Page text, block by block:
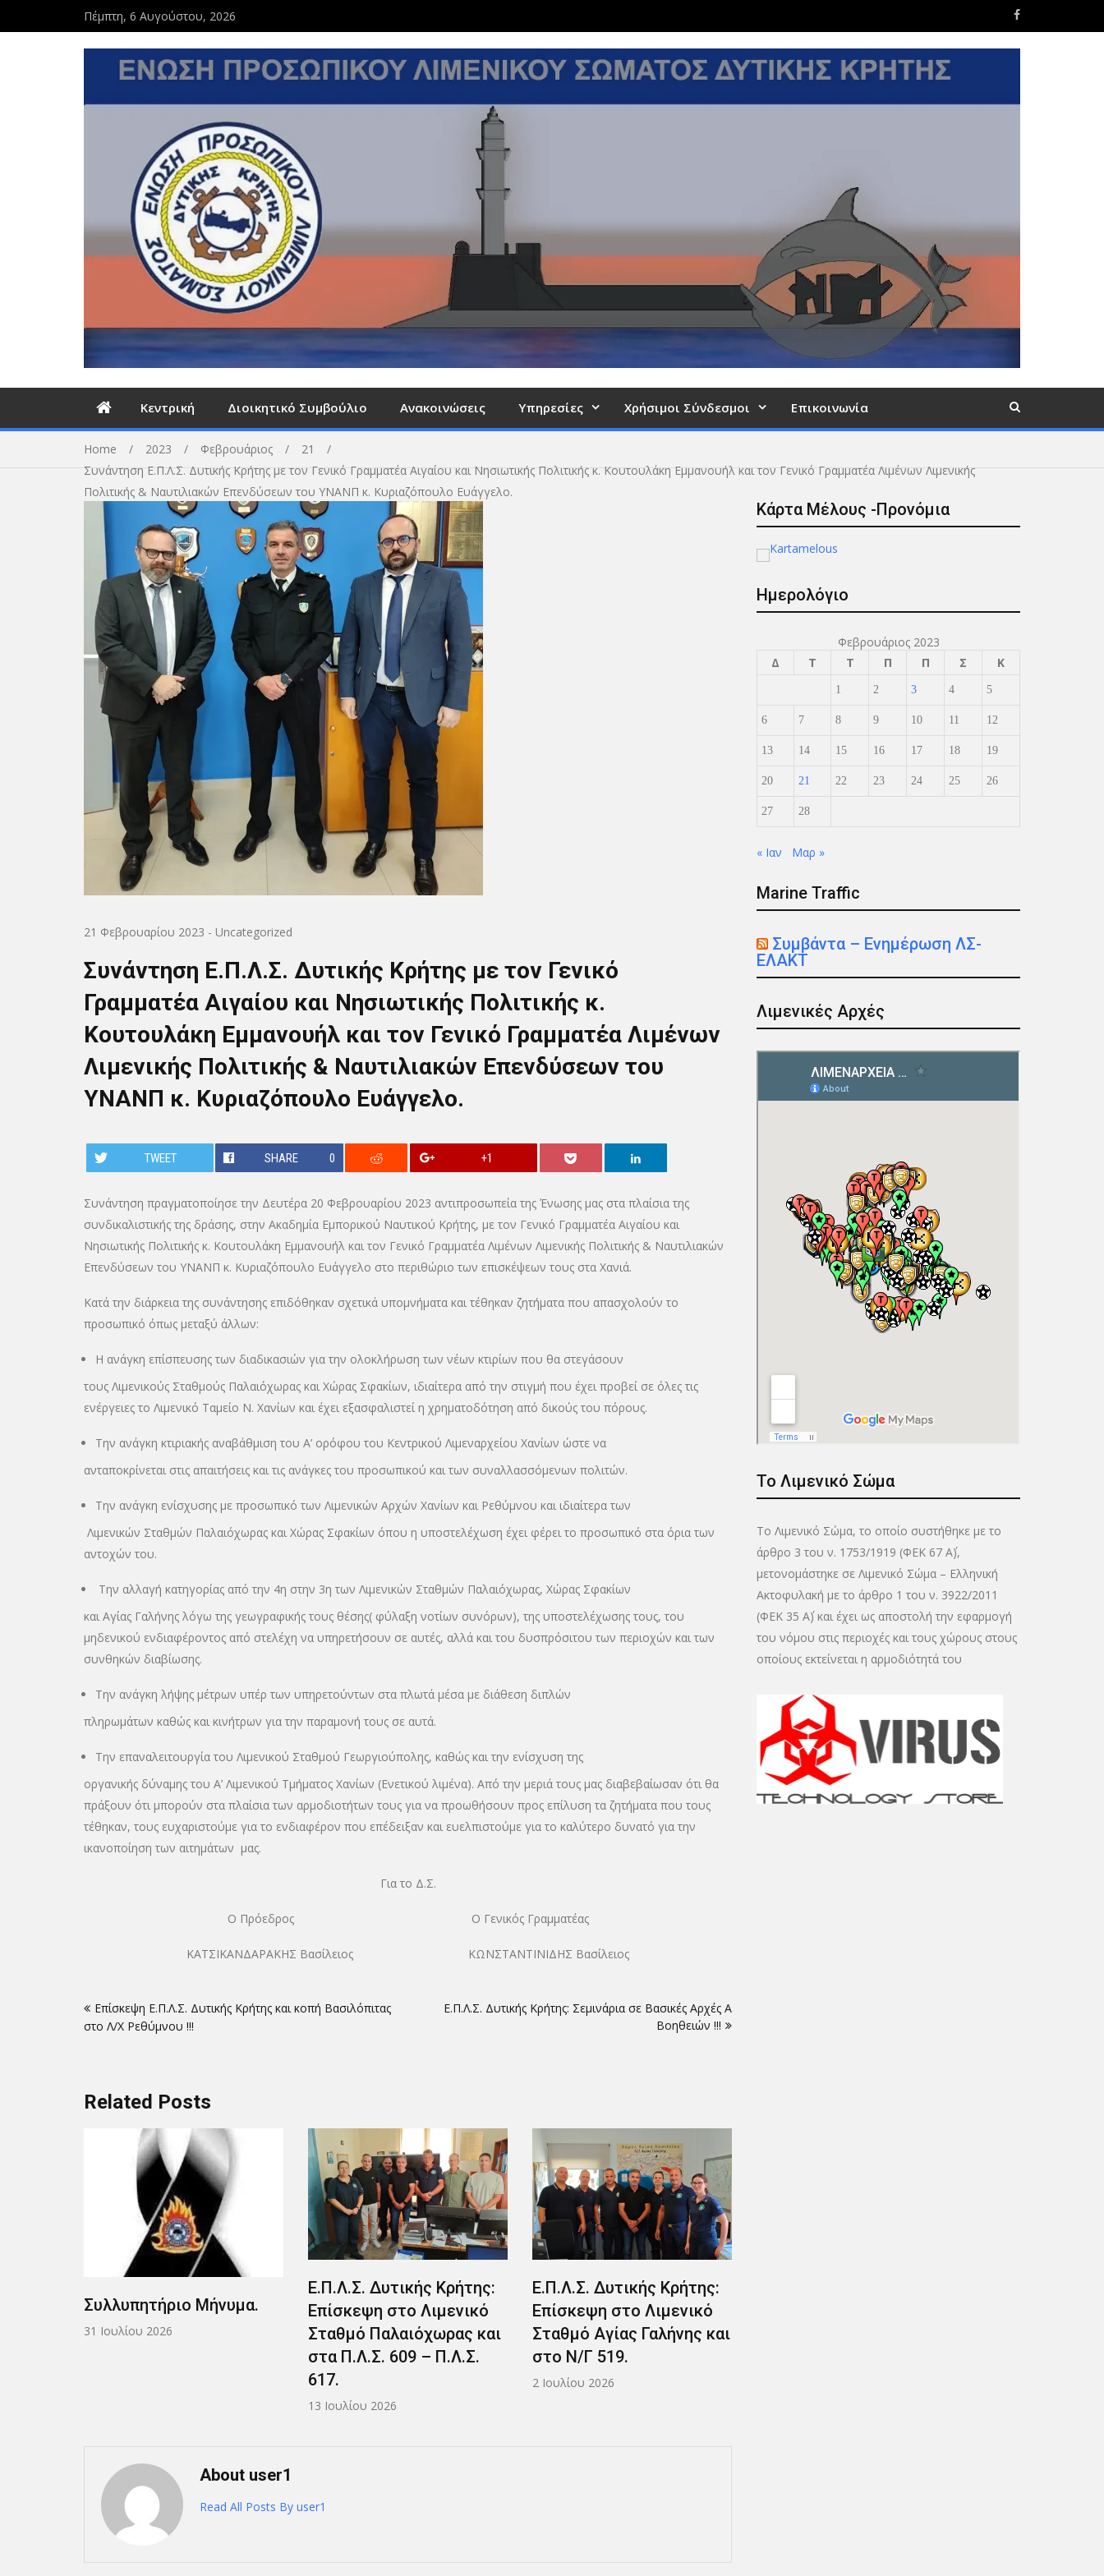
Πέμπτη, 6 Αυγούστου, 2026
Κεντρική Διοικητικό Συμβούλιο Ανακοινώσεις Υπηρεσίες Χρήσιμοι Σύνδεσμοι Επικοινωνία
Home 2023 Φεβρουάριος
21
Συνάντηση Ε.Π.Λ.Σ. Δυτικής Κρήτης με τον Γενικό Γραμματέα Αιγαίου και Νησιωτικής Πολιτικής κ. Κουτουλάκη Εμμανουήλ και τον Γενικό Γραμματέα Λιμένων Λιμενικής
Πολιτικής & Ναυτιλιακών Επενδύσεων του ΥΝΑΝΠ κ. Κυριαζόπουλο Ευάγγελο.
21 Φεβρουαρίου 2023 - Uncategorized
Συνάντηση Ε.Π.Λ.Σ. Δυτικής Κρήτης με τον Γενικό
Γραμματέα Αιγαίου και Νησιωτικής Πολιτικής κ.
Κουτουλάκη Εμμανουήλ και τον Γενικό Γραμματέα Λιμένων
Λιμενικής Πολιτικής & Ναυτιλιακών Επενδύσεων του
ΥΝΑΝΠ κ. Κυριαζόπουλο Ευάγγελο.
TWEET SHARE 0 +1
Συνάντηση πραγματοποίησε την Δευτέρα 20 Φεβρουαρίου 2023 αντιπροσωπεία της Ένωσης μας στα πλαίσια της
συνδικαλιστικής της δράσης, στην Ακαδημία Εμπορικού Ναυτικού Κρήτης, με τον Γενικό Γραμματέα Αιγαίου και
Νησιωτικής Πολιτικής κ. Κουτουλάκη Εμμανουήλ και τον Γενικό Γραμματέα Λιμένων Λιμενικής Πολιτικής & Ναυτιλιακών
Επενδύσεων του ΥΝΑΝΠ κ. Κυριαζόπουλο Ευάγγελο στο περιθώριο των επισκέψεων τους στα Χανιά.
Κατά την διάρκεια της συνάντησης επιδόθηκαν σχετικά υπομνήματα και τέθηκαν ζητήματα που απασχολούν το
προσωπικό όπως μεταξύ άλλων:
Η ανάγκη επίσπευσης των διαδικασιών για την ολοκλήρωση των νέων κτιρίων που θα στεγάσουν
τους Λιμενικούς Σταθμούς Παλαιόχωρας και Χώρας Σφακίων, ιδιαίτερα από την στιγμή που έχει προβεί σε όλες τις
ενέργειες το Λιμενικό Ταμείο Ν. Χανίων και έχει εξασφαλιστεί η χρηματοδότηση από δικούς του πόρους.
Την ανάγκη κτιριακής αναβάθμιση του Α’ ορόφου του Κεντρικού Λιμεναρχείου Χανίων ώστε να
ανταποκρίνεται στις απαιτήσεις και τις ανάγκες του προσωπικού και των συναλλασσόμενων πολιτών.
Την ανάγκη ενίσχυσης με προσωπικό των Λιμενικών Αρχών Χανίων και Ρεθύμνου και ιδιαίτερα των
Λιμενικών Σταθμών Παλαιόχωρας και Χώρας Σφακίων όπου η υποστελέχωση έχει φέρει το προσωπικό στα όρια των
αντοχών του.
Την αλλαγή κατηγορίας από την 4η στην 3η των Λιμενικών Σταθμών Παλαιόχωρας, Χώρας Σφακίων
και Αγίας Γαλήνης λόγω της γεωγραφικής τους θέσης( φύλαξη νοτίων συνόρων), της υποστελέχωσης τους, του
μηδενικού ενδιαφέροντος από στελέχη να υπηρετήσουν σε αυτές, αλλά και του δυσπρόσιτου των περιοχών και των
συνθηκών διαβίωσης.
Την ανάγκη λήψης μέτρων υπέρ των υπηρετούντων στα πλωτά μέσα με διάθεση διπλών
πληρωμάτων καθώς και κινήτρων για την παραμονή τους σε αυτά.
Την επαναλειτουργία του Λιμενικού Σταθμού Γεωργιούπολης, καθώς και την ενίσχυση της
οργανικής δύναμης του Α’ Λιμενικού Τμήματος Χανίων (Ενετικού λιμένα). Από την μεριά τους μας διαβεβαίωσαν ότι θα
πράξουν ότι μπορούν στα πλαίσια των αρμοδιοτήτων τους για να προωθήσουν προς επίλυση τα ζητήματα που τους
τέθηκαν, τους ευχαριστούμε για το ενδιαφέρον που επέδειξαν και ευελπιστούμε για το καλύτερο δυνατό για την
ικανοποίηση των αιτημάτων μας.
Για το Δ.Σ.
Ο Πρόεδρος Ο Γενικός Γραμματέας
ΚΑΤΣΙΚΑΝΔΑΡΑΚΗΣ Βασίλειος ΚΩΝΣΤΑΝΤΙΝΙΔΗΣ Βασίλειος
άρθρων
Επίσκεψη Ε.Π.Λ.Σ. Δυτικής Κρήτης και κοπή Βασιλόπιτας
στο Λ/Χ Ρεθύμνου !!!
Ε.Π.Λ.Σ. Δυτικής Κρήτης: Σεμινάρια σε Βασικές Αρχές Α΄
Βοηθειών !!!
Related Posts
Επίσκεψη στο Λιμενικό
Σταθμό Παλαιόχωρας και
Ε.Π.Λ.Σ. Δυτικής Κρήτης:
Επίσκεψη στο Λιμενικό
Σταθμό Αγίας Γαλήνης και
στο Ν/Γ 519.
2 Ιουλίου 2026
Ε.Π.Λ.Σ. Δυτικής Κρήτης:
Επίσκεψη στο Λιμενικό
Σταθμό Χώρας Σφακίων.
27 Ιουνίου 2026
About user1
Read All Posts By user1
Κάρτα Μέλους -Προνόμια
Ημερολόγιο
Φεβρουάριος 2023
Δ
Τ Τ Π Π Σ Κ
1 2 3 4 5
6 7 8 9 10 11 12
13 14 15 16 17 18 19
20 21 22 23 24 25 26
27 28
« Ιαν Μαρ »
Marine Traffic
Συμβάντα – Ενημέρωση ΛΣ-
ΕΛΑΚΤ
Λιμενικές Αρχές
Το Λιμενικό Σώμα
Το Λιμενικό Σώμα, το οποίο συστήθηκε με το
άρθρο 3 του ν. 1753/1919 (ΦΕΚ 67 Α΄),
μετονομάστηκε σε Λιμενικό Σώμα – Ελληνική
Ακτοφυλακή με το άρθρο 1 του ν. 3922/2011
(ΦΕΚ 35 Α΄) και έχει ως αποστολή την εφαρμογή
του νόμου στις περιοχές και τους χώρους στους
οποίους εκτείνεται η αρμοδιότητά του